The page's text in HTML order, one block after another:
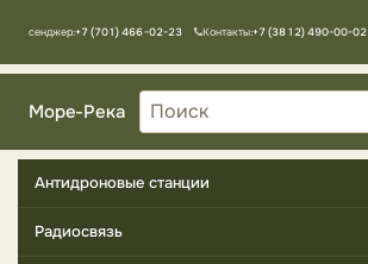
Мессенджер:+7 (701) 466-02-23 Контакты:+7 (3812) 490-00-02
Море-Река
Антидроновые станции
Радиосвязь